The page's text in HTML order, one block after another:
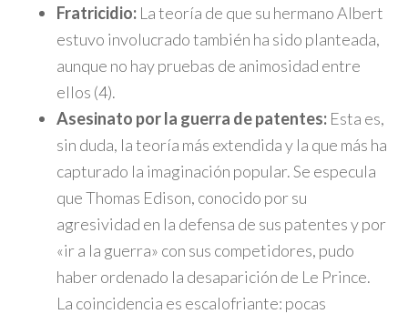
Fratricidio: La teoría de que su hermano Albert
estuvo involucrado también ha sido planteada,
aunque no hay pruebas de animosidad entre
ellos (4).
Asesinato por la guerra de patentes: Esta es,
sin duda, la teoría más extendida y la que más ha
capturado la imaginación popular. Se especula
que Thomas Edison, conocido por su
agresividad en la defensa de sus patentes y por
«ir a la guerra» con sus competidores, pudo
haber ordenado la desaparición de Le Prince.
La coincidencia es escalofriante: pocas